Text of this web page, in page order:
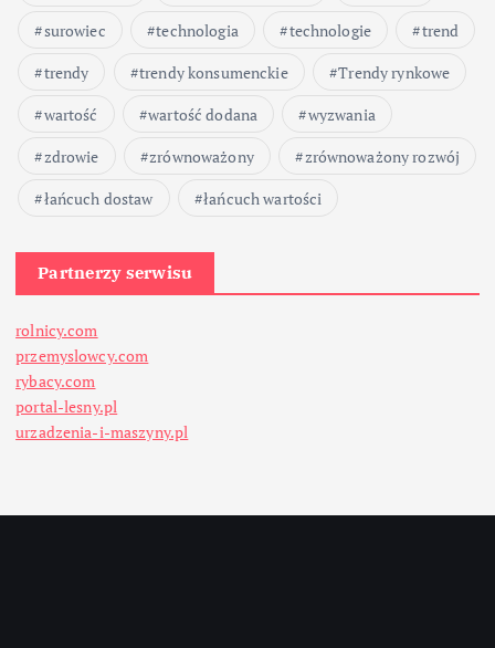
surowiec
technologia technologie
trend
trendy
trendy konsumenckie
Trendy rynkowe
wartość
wartość dodana
wyzwania
zdrowie
zrównoważony
zrównoważony rozwój
łańcuch dostaw
łańcuch wartości
Partnerzy serwisu
rolnicy.com
przemyslowcy.com
rybacy.com
portal-lesny.pl
urzadzenia-i-maszyny.pl